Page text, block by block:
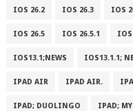
IOS 26.2 IOS 26.3 IOS
IOS 26.5 IOS 26.5.1 IOS
IOS13.1;NEWS IOS13.1.1;
IPAD AIR IPAD AIR.
IPAD; DUOLINGO IPAD;